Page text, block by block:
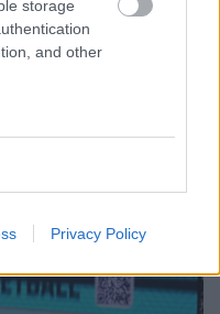
storage
and other
Privacy Policy
Szólj hozzá!